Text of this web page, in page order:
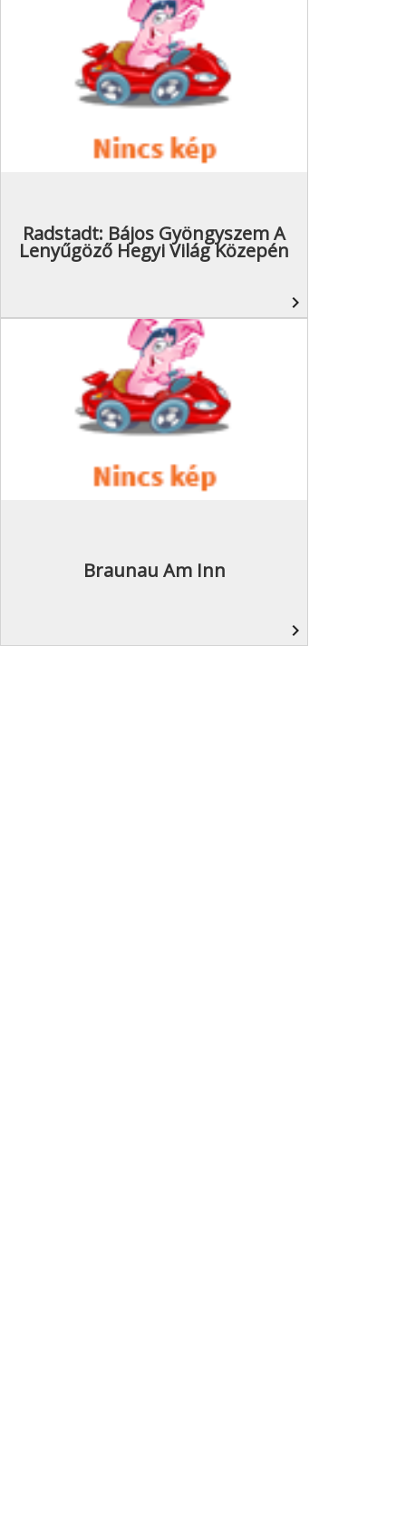
Radstadt: Bájos Gyöngyszem A
Lenyűgöző Hegyi Világ Közepén
navigate_next
Braunau Am Inn
navigate_next